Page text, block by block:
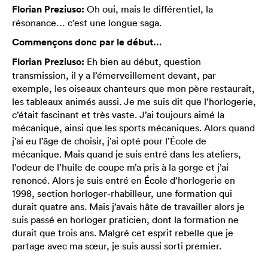
Florian Preziuso: Oh oui, mais le différentiel, la
résonance… c’est une longue saga.
Commençons donc par le début…
Florian Preziuso: Eh bien au début, question
transmission, il y a l’émerveillement devant, par
exemple, les oiseaux chanteurs que mon père restaurait,
les tableaux animés aussi. Je me suis dit que l’horlogerie,
c’était fascinant et très vaste. J’ai toujours aimé la
mécanique, ainsi que les sports mécaniques. Alors quand
j’ai eu l’âge de choisir, j’ai opté pour l’École de
mécanique. Mais quand je suis entré dans les ateliers,
l’odeur de l’huile de coupe m’a pris à la gorge et j’ai
renoncé. Alors je suis entré en École d’horlogerie en
1998, section horloger-rhabilleur, une formation qui
durait quatre ans. Mais j’avais hâte de travailler alors je
suis passé en horloger praticien, dont la formation ne
durait que trois ans. Malgré cet esprit rebelle que je
partage avec ma sœur, je suis aussi sorti premier.